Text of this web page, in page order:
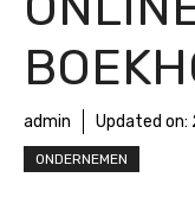
admin Updated on:
ONDERNEMEN